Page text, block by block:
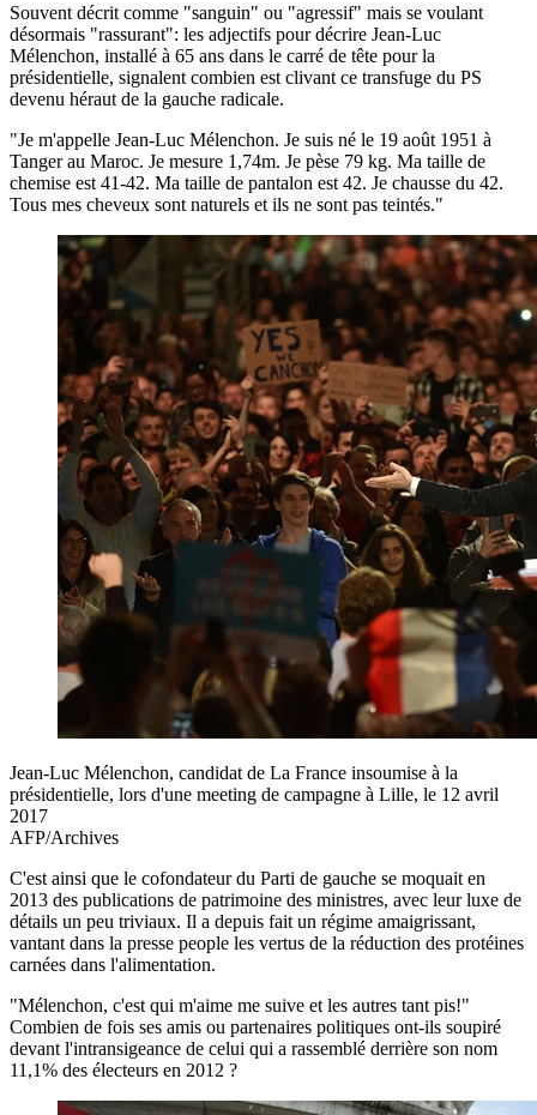
Souvent décrit comme "sanguin" ou "agressif" mais se voulant
désormais "rassurant": les adjectifs pour décrire Jean-Luc
Mélenchon, installé à 65 ans dans le carré de tête pour la
présidentielle, signalent combien est clivant ce transfuge du PS
devenu héraut de la gauche radicale.
"Je m'appelle Jean-Luc Mélenchon. Je suis né le 19 août 1951 à
Tanger au Maroc. Je mesure 1,74m. Je pèse 79 kg. Ma taille de
chemise est 41-42. Ma taille de pantalon est 42. Je chausse du 42.
Tous mes cheveux sont naturels et ils ne sont pas teintés."
Jean-Luc Mélenchon, candidat de La France insoumise à la
présidentielle, lors d'une meeting de campagne à Lille, le 12 avril
2017
AFP/Archives
C'est ainsi que le cofondateur du Parti de gauche se moquait en
2013 des publications de patrimoine des ministres, avec leur luxe de
détails un peu triviaux. Il a depuis fait un régime amaigrissant,
vantant dans la presse people les vertus de la réduction des protéines
carnées dans l'alimentation.
"Mélenchon, c'est qui m'aime me suive et les autres tant pis!"
Combien de fois ses amis ou partenaires politiques ont-ils soupiré
devant l'intransigeance de celui qui a rassemblé derrière son nom
11,1% des électeurs en 2012 ?